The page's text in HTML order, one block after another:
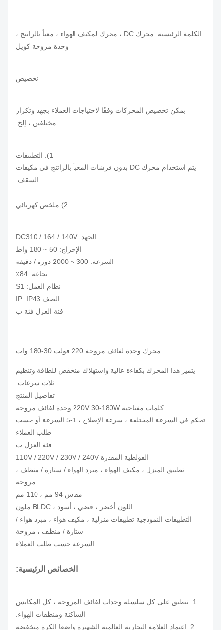
الكلمة الرئيسية: محرك DC ، محرك لمكيف الهواء ، معبأ بالراتنج ،
وحدة مروحة كويل
تخصيص
يمكن تخصيص المحركات وفقًا لاحتياجات العملاء بجهد وتكرار
مختلفين ، إلخ.
يتم استخدام محرك DC بدون فرشات المعبأ بالراتنج في مكيفات
السقف.
الجهد: DC310 / 164 / 140V
الإخراج: 50 ~ 180 واط
السرعة: 300 ~ 2000 دورة / دقيقة
نجاعة: 84٪
نظام العمل: S1
الصف IP: IP43
فئة العزل فئة ب
محرك وحدة لفائف مروحة 220 فولت 30-180 وات
يتميز هذا المحرك بكفاءة عالية واستهلاك منخفض للطاقة وتنظيم
ثلاث سرعات.
تفاصيل المنتج
كلمات مفتاحية 220V 30-180W وحدة لفائف مروحة
تحكم في السرعة المختلفة ، سرعة الإصلاح ، 1-5 السرعة أو حسب
طلب العملاء
فئة العزل ب
الفولطية المقدرة 110V / 220V / 230V / 240V
تطبيق المنزل ، مكيف الهواء ، مبرد الهواء / ستارة / منظف ،
مروحة
مقاس 94 مم ، 110 مم
اللون أخضر ، فضي ، أسود ، BLDC ملون
التطبيقات النموذجية تطبيقات منزلية ، مكيف هواء ، مبرد هواء /
ستارة / منظف ، مروحة
السرعة حسب طلب العملاء
الخصائص الرئيسية:
1. تنطبق على كل سلسلة وحدات لفائف المروحة ، كل المكابس
الساكنة ومنظفات الهواء.
2. اعتماد العلامة التجارية العالمية الشهيرة واضعا الكرة منخفضة